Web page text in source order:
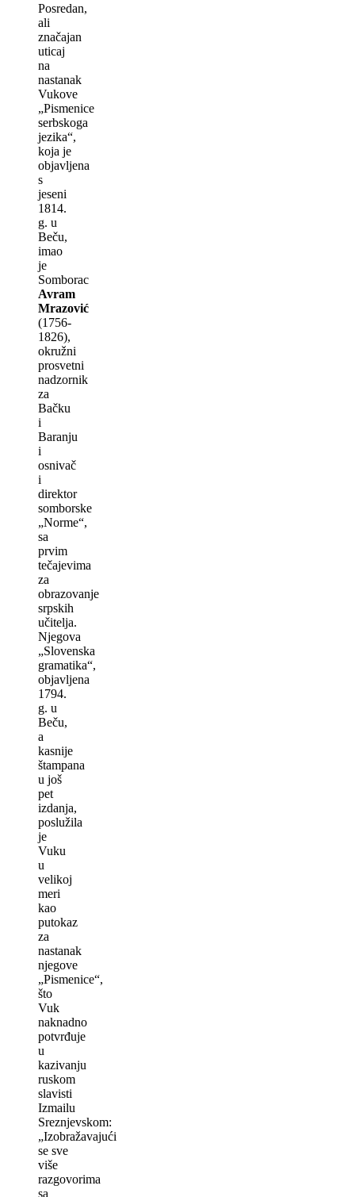
Posredan,
ali
značajan
uticaj
na
nastanak
Vukove
„Pismenice
serbskoga
jezika“,
koja je
objavlјena
s
jeseni
1814.
g. u
Beču,
imao
je
Somborac
Avram
Mrazović
(1756-
1826),
okružni
prosvetni
nadzornik
za
Bačku
i
Baranju
i
osnivač
i
direktor
somborske
„Norme“,
sa
prvim
tečajevima
za
obrazovanje
srpskih
učitelјa.
Nјegova
„Slovenska
gramatika“,
objavlјena
1794.
g. u
Beču,
a
kasnije
štampana
u još
pet
izdanja,
poslužila
je
Vuku
u
velikoj
meri
kao
putokaz
za
nastanak
njegove
„Pismenice“,
što
Vuk
naknadno
potvrđuje
u
kazivanju
ruskom
slavisti
Izmailu
Sreznjevskom:
„Izobražavajući
se sve
više
razgovorima
sa